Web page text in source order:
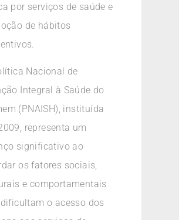
por serviços de saúde e
de hábitos
Nacional de
Integral à Saúde do
(PNAISH), instituída
representa um
significativo ao
os fatores sociais,
e comportamentais
o acesso dos